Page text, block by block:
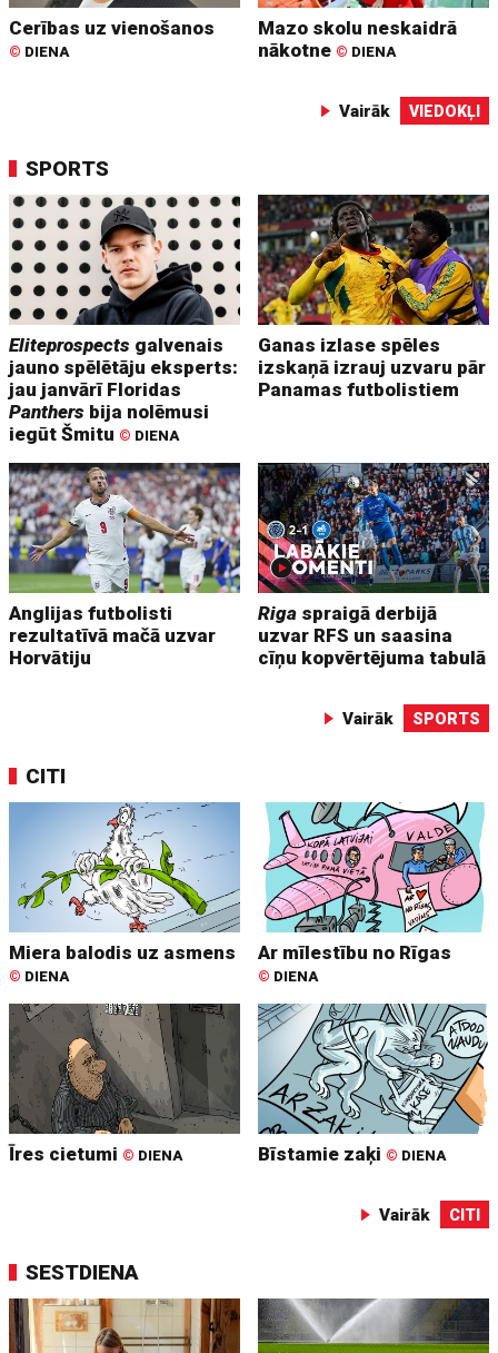
Cerības uz vienošanos
© DIENA
Mazo skolu neskaidrā
nākotne © DIENA
Vairāk VIEDOKĻI
SPORTS
Eliteprospects galvenais
jauno spēlētāju eksperts:
jau janvārī Floridas
Panthers bija nolēmusi
iegūt Šmitu © DIENA
Ganas izlase spēles
izskaņā izrauj uzvaru pār
Panamas futbolistiem
Anglijas futbolisti
rezultatīvā mačā uzvar
Horvātiju
Riga spraigā derbijā
uzvar RFS un saasina
cīņu kopvērtējuma tabulā
Vairāk SPORTS
CITI
Miera balodis uz asmens
© DIENA
Ar mīlestību no Rīgas
© DIENA
Īres cietumi © DIENA Bīstamie zaķi © DIENA
Vairāk CITI
SESTDIENA